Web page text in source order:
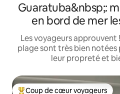
Guaratuba&nbsp;:
en bord de mer
Les voyageurs approuvent
plage sont très bien
leur propreté et
Coup de cœur voyageurs